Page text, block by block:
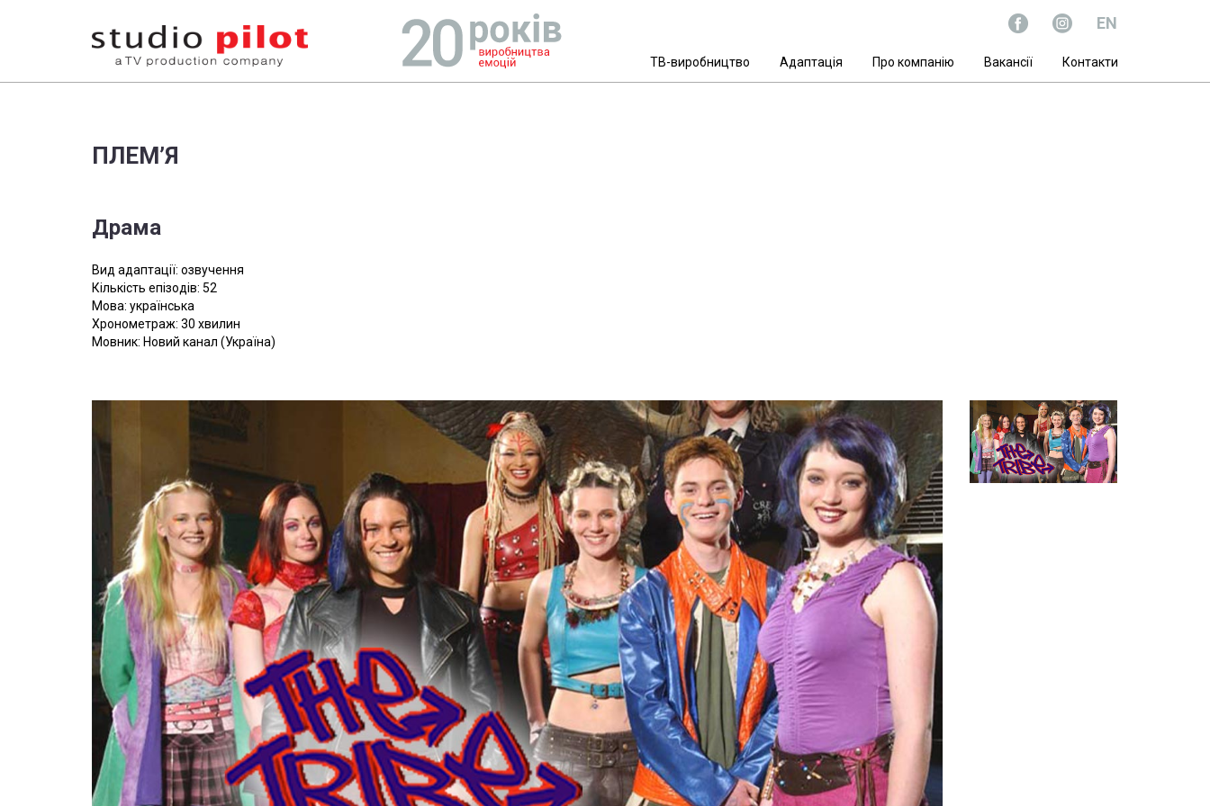
ТВ-виробництво Адаптацiя Про компанiю Вакансії Контакти
EN
ПЛЕМ’Я
Драма
Вид адаптації: озвучення
Кількість епізодів: 52
Мова: українська
Хронометраж: 30 хвилин
Мовник: Новий канал (Україна)